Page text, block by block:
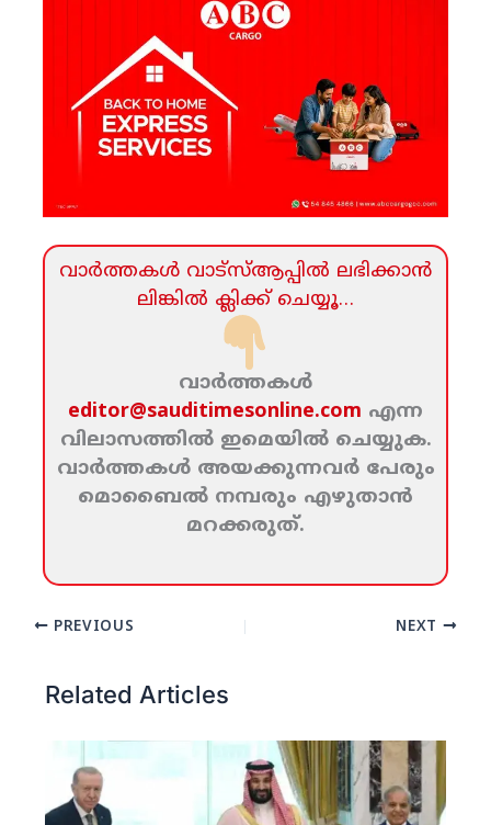
വാര്‍ത്തകള്‍ വാട്‌സ്‌ആപ്പില്‍ ലഭിക്കാന്‍
ലിങ്കില്‍ ക്ലിക്ക്‌ ചെയ്യൂ…
വാര്‍ത്തകള്‍
editor@sauditimesonline.com എന്ന
വിലാസത്തില്‍ ഇമെയില്‍ ചെയ്യുക.
വാര്‍ത്തകള്‍ അയക്കുന്നവര്‍ പേരും
മൊബൈല്‍ നമ്പരും എഴുതാന്‍
മറക്കരുത്‌.
PREVIOUS NEXT
Related Articles